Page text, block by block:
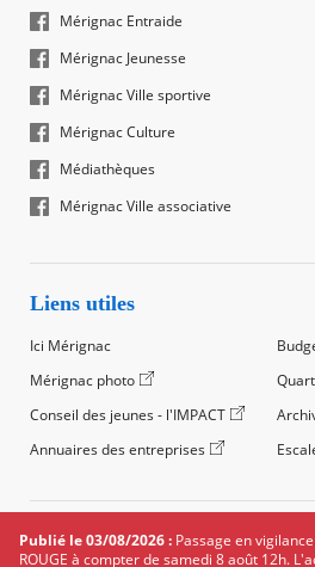
Publié le 03/08/2026 : Passage en
ROUGE à compter de samedi 8 août 12h.
Mérignac Entraide
Mérignac Jeunesse
Mérignac Ville sportive
Mérignac Culture
Médiathèques
Mérignac Ville associative
Liens utiles
Ici Mérignac
Mérignac photo
Conseil des jeunes - l'IMPACT
Annuaires des entreprises
©2024 Ville de Mérignac,